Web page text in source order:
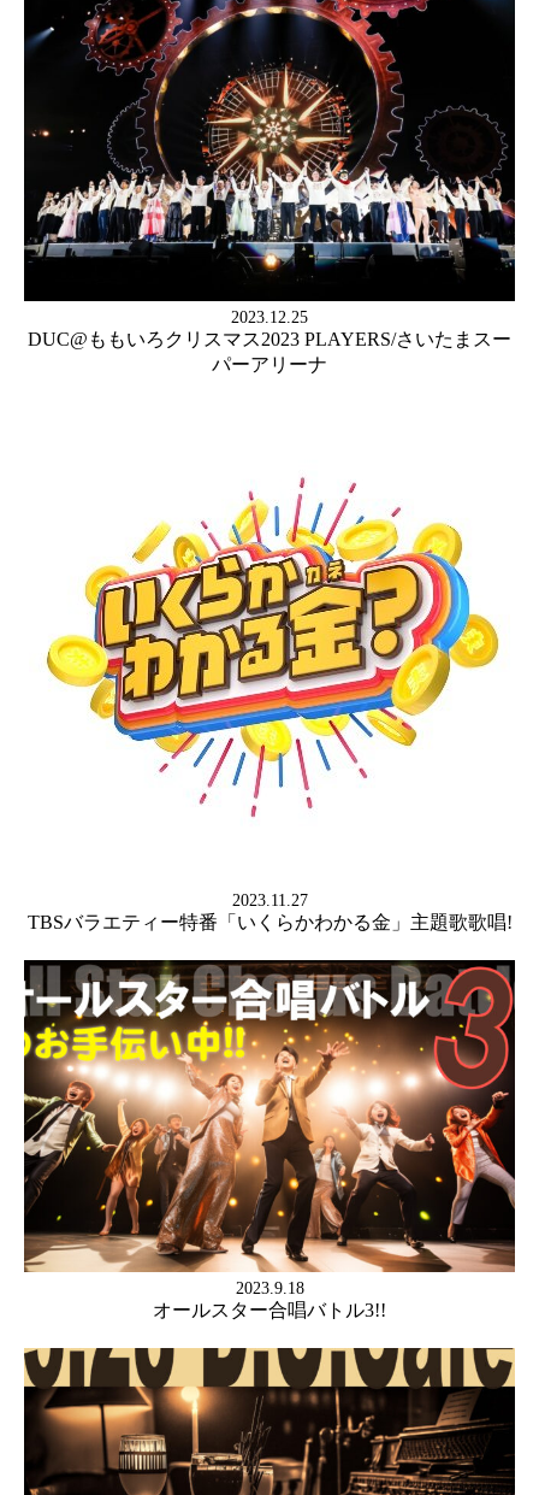
2023.12.25
DUC@ももいろクリスマス2023 PLAYERS/さいたまスー
パーアリーナ
2023.11.27
TBSバラエティー特番「いくらかわかる金」主題歌歌唱!
2023.9.18
オールスター合唱バトル3!!